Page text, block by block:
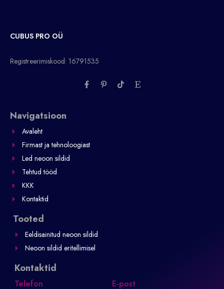
CUBUS PRO OÜ
Registreerimiskood: 16791535
F
a
f
P
i
T
i
E
t
Navigatsioon
Avaleht
Firmast ja tehnoloogiast
Led neoon sildid
Tehtud tööd
KKK
Kontaktid
Tooted
Eeldisainitud neoon sildid
Neoon sildid eritellimisel
Kontaktid
Telefon E-post